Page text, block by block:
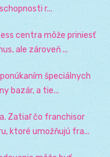
r...
centra môže priniesť
ale zároveň ...
špeciálnych
bazár, a tie...
Zatiaľ čo franchisor
ktoré umožňujú fra...